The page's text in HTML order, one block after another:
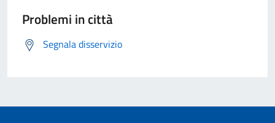
Problemi in città
Segnala disservizio